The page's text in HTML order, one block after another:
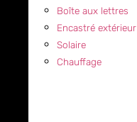
Boîte aux lettres
Encastré extérieur
Solaire
Chauffage